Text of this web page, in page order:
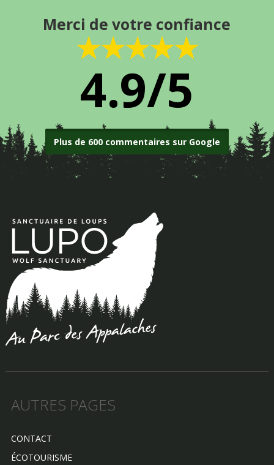
Merci de votre confiance
★★★★★
4.9/5
Plus de 600 commentaires sur Google
AUTRES PAGES
CONTACT
ÉCOTOURISME